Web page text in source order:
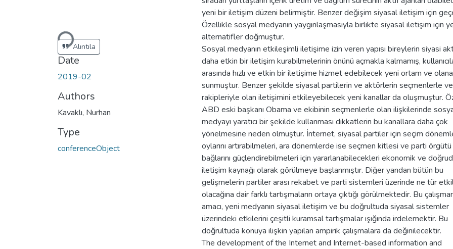
Loading...
Alıntıla
Date
2019-02
Authors
Kavaklı, Nurhan
Type
conferenceObject
yeni bir iletişim düzeni belirmiştir. Benzer değişim siyasal iletişim için
Özellikle sosyal medyanın yaygınlaşmasıyla birlikte siyasal iletişim için
alternatifler doğmuştur.
Sosyal medyanın etkileşimli iletişime izin veren yapısı bireylerin siyasi
daha etkin bir iletişim kurabilmelerinin önünü açmakla kalmamış,
arasında hızlı ve etkin bir iletişime hizmet edebilecek yeni ortam ve
sunmuştur. Benzer şekilde siyasal partilerin ve aktörlerin seçmenlerle ve
rakipleriyle olan iletişimini etkileyebilecek yeni kanallar da oluşmuştur.
ABD eski başkanı Obama ve ekibinin seçmenlerle olan ilişkilerinde
medyayı yaratıcı bir şekilde kullanması dikkatlerin bu kanallara daha çok
yönelmesine neden olmuştur. İnternet, siyasal partiler için seçim
oylarını artırabilmeleri, ara dönemlerde ise seçmen kitlesi ve parti
bağlarını güçlendirebilmeleri için yararlanabilecekleri ekonomik ve
iletişim kaynağı olarak görülmeye başlanmıştır. Diğer yandan bütün bu
gelişmelerin partiler arası rekabet ve parti sistemleri üzerinde ne tür
olacağına dair farklı tartışmaların ortaya çıktığı görülmektedir. Bu
amacı, yeni medyanın siyasal iletişim ve bu doğrultuda siyasal sistemler
üzerindeki etkilerini çeşitli kuramsal tartışmalar ışığında irdelemektir. Bu
doğrultuda konuya ilişkin yapılan ampirik çalışmalara da değinilecektir.
The development of the Internet and Internet-based information and